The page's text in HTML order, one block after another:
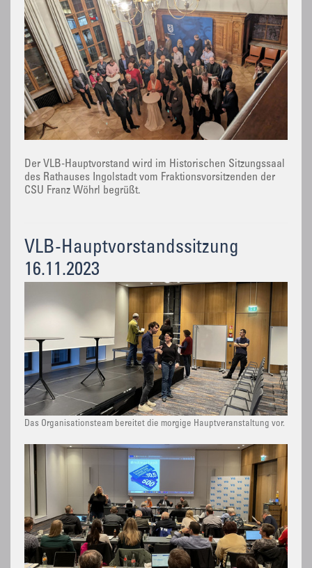
Der VLB-Hauptvorstand wird im Historischen Sitzungssaal
des Rathauses Ingolstadt vom Fraktionsvorsitzenden der
CSU Franz Wöhrl begrüßt.
VLB-Hauptvorstandssitzung
16.11.2023
Das Organisationsteam bereitet die morgige Hauptveranstaltung vor.